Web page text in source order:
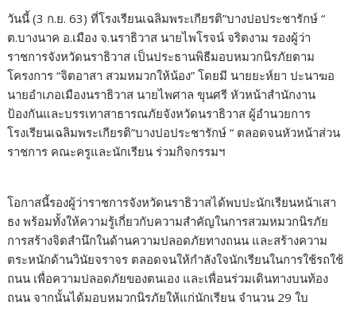
k
วันนี้ (3 ก.ย. 63) ที่โรงเรียนเฉลิมพระเกียรติ”บางปอประชารักษ์ “
ต.บางนาค อ.เมือง จ.นราธิวาส นายไพโรจน์ จริตงาม รองผู้ว่า
ราชการจังหวัดนราธิวาส เป็นประธานพิธีมอบหมวกนิรภัยตาม
โครงการ “จิตอาสา สวมหมวกให้น้อง” โดยมี นายยะห์ยา ปะนาฆอ
นายอำเภอเมืองนราธิวาส นายไพศาล ขุนศรี หัวหน้าสำนักงาน
ป้องกันและบรรเทาสาธารณภัยจังหวัดนราธิวาส ผู้อำนวยการ
โรงเรียนเฉลิมพระเกียรติ”บางปอประชารักษ์ “ ตลอดจนหัวหน้าส่วน
ราชการ คณะครูและนักเรียน ร่วมกิจกรรมฯ
โอกาสนี้รองผู้ว่าราชการจังหวัดนราธิวาสได้พบปะนักเรียนหน้าเสา
ธง พร้อมทั้งให้ความรู้เกี่ยวกับความสำคัญในการสวมหมวกนิรภัย
การสร้างจิตสำนึกในด้านความปลอดภัยทางถนน และสร้างความ
ตระหนักด้านวินัยจราจร ตลอดจนให้กำลังใจนักเรียนในการใช้รถใช้
ถนน เพื่อความปลอดภัยของตนเอง และเพื่อนร่วมเดินทางบนท้อง
ถนน จากนั้นได้มอบหมวกนิรภัยให้แก่นักเรียน จำนวน 29 ใบ